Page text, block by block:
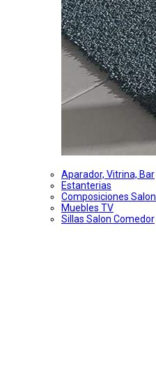
Aparador, Vitrina, Bar
Estanterias
Composiciones Salon
Muebles TV
Sillas Salon Comedor